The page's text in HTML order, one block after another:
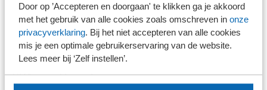
Door op ’Accepteren en doorgaan' te klikken ga je akkoord
met het gebruik van alle cookies zoals omschreven in onze
privacyverklaring. Bij het niet accepteren van alle cookies
mis je een optimale gebruikerservaring van de website.
Lees meer bij ‘Zelf instellen’.
Handige links
Veilig bestanden delen
SRA-gecertificeerd